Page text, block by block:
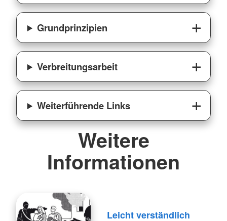
Grundprinzipien
Verbreitungsarbeit
Weiterführende Links
Weitere
Informationen
Leicht verständlich